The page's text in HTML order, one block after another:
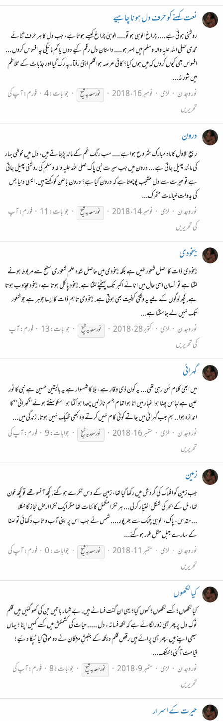
نعت کہنے کو حرف دل ہونا چاہیے
روشنی ہوتی ہے .... چراغ الوہی ہو تو .... الوہی چراغ کیسے ہوتا ہے، جب دل کا ہر حرف ثنائے
محمدی صلی اللہ علیہ والہ وسلم میں بسر ہو .... داستان دل رقم کیے دوں یا کم مائیگی پہ افسوس کروں ...
افسوس بھی کیوں کروں کہ میں ہوں کیا؟ کافی عرصہ ہوا قلم اپنی رفتار پہ رک گیا اور جذبات کے تلاطم
میں شور نہ...
نور وجدان
لڑی نومبر 16، 2018 نورسعدیہشیخ جوابات: 4 فورم:آپ کی
تحریریں
درون
ربیع الاول کا ماہ مبارک شروع ہوا ہے .... سب رنگ غم کے ماند پڑجاتے ہیں، دل میں خوشی بہار
کی مانند پھیل جاتی ہے ... درون میں جب سیرت نبی پاک صلی اللہ علیہ والہ وسلم کی روشنی پھیل جاتی
ہے تو حیرت سے دل متعجب پوچھتا ہے کہ درون کیا ہے؟ درون باطن کو کہتے ہیں. ایسی دنیا جس
کی بدولت خیالات متحرک...
نور وجدان
لڑی نومبر 14، 2018 نورسعدیہشیخ جوابات: 11 فورم:آپ
کی تحریریں
بیخودی
بیخودی ذات کا اصل شعور نہیں ہے بلکہ بیخودی میں حاصل شدہ علم شعوری سطح سے مربوط ہونے
لگتا ہے تو انسان اسی حال میں انائے اکبر تک پہنچنے لگتا ہے. بیخود پاگل ہوتا ہے، بیخود مجذوب ہوتا
ہے. کچھ لوگوں کے لیے یہ وقتی کیفیت بھی ہوتی ہے. بیخودی تاہم ذات کا ایسا جوہر ہے جو شعور
تک نہیں لے جاسکتا ہے...
نور وجدان
لڑی اکتوبر 28، 2018 نورسعدیہشیخ جوابات: 13 فورم:آپ
کی تحریریں
گہرائی
میں ابھی کلام سُن رہی تھی ... یہ کون ذی وقار ہے، بلا کا شہسوار ہے یہ بالیقین حسین ہے نبی کا نور
عین ہے لباس پھٹا ہوا غبار میں اٹا ہوا تمام جسم نازنیں چھدا ہوا کٹا ہوا اسکو سنتے ہوئے "گہرائی " کا
اندازہ ہوا .. ہم جب گہرائی میں جاتے کوئی کام نہیں کرتے وہ کبھی ٹھیک نہیں ہوتا. زندگی میں...
نور وجدان
لڑی ستمبر 16، 2018 نورسعدیہشیخ جوابات: 9 فورم:آپ کی
تحریریں
زمین
جب زمین کو افلاک کی گردش میں رکھا گیا تھا، زمین کے دس ٹکرے ہوگئے. کچھ آنسو تھے تو کچھ خون
تھا، مل کے بحر کی شکل اختیار کرلی ... ہر ٹکرا مکمل کائنات تھا مگر ایک ٹکرا ارض حجاز کا نکلا
...مقدس، پاک، الوہی چمک سے بھرپور .... شمس نے جب اس پر اپنی آب و تاب دکھائی تو صفا
کے سارے جبل مثل طور ہوگئے...
نور وجدان
لڑی ستمبر 11، 2018 نورسعدیہشیخ جوابات: 0 فورم:آپ کی
تحریریں
کیا لکھوں
کیا لکھوں؟ کسے لکھوں؟ کہوں کیا؟ یہی ان گنت فسانے ہیں. بے شمار باتیں جن کی کھو گئیں ہیں قلم
نوکِ دل پر پھر بھی زور لگائے ہے کہ لکھ فسانہ ء دل ..... حیات کی کشمکش میں کسے کہیں اپنا ؟ یہاں
سبھی اپنے ہیں ،پھر بھی پرائے ہیں رقص قلم دیکھ کے جنبشِ مژگان نے دو موتی کیا ٹپکا دئیے!
قیامت آگئی! خشک...
نور وجدان
لڑی ستمبر 9، 2018 نورسعدیہشیخ جوابات: 8 فورم:آپ کی
تحریریں
حیرت کے اسرار